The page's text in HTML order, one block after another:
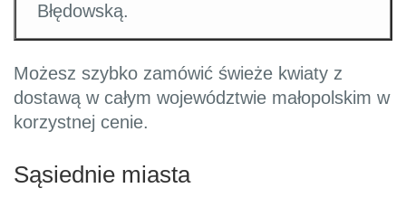
Błędowską.
Możesz szybko zamówić świeże kwiaty z
dostawą w całym województwie małopolskim w
korzystnej cenie.
Sąsiednie miasta